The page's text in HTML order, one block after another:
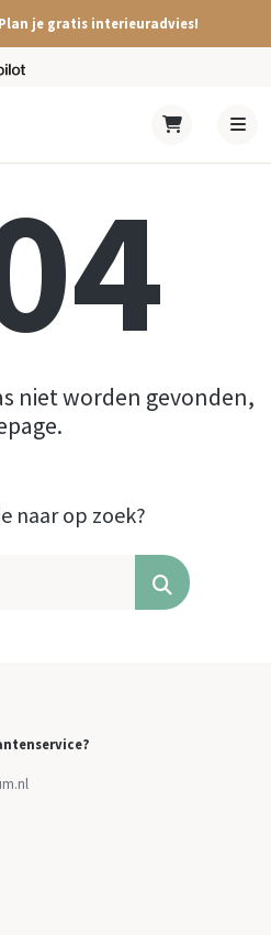
Plan je gratis interieuradvies!
niet worden gevonden,
naar op zoek?